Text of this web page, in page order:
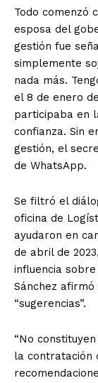
Todo comenzó
esposa del
gestión fue
simplemente
nada más.
el 8 de enero
participaba en
confianza. Sin
gestión, el
de WhatsApp.
Se filtró el
oficina de
ayudaron en
de abril de
influencia
Sánchez
“sugerencias”.
“No
la contratación